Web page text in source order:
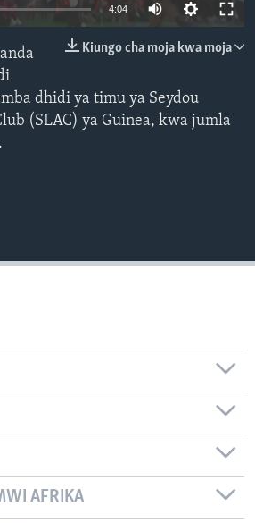
4:04
Kiungo cha moja kwa moja
dhidi ya timu ya Seydou
(SLAC) ya Guinea, kwa jumla
AFRIKA